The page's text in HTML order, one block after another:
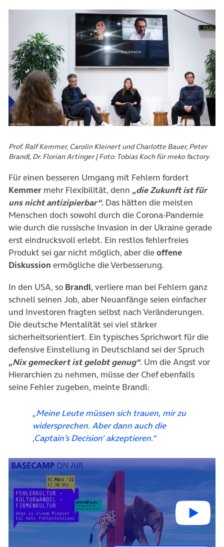
Prof. Ralf Kemmer, Carolin Kleinert und Charlotte Bauer, Peter
Brandl, Dr. Florian Artinger | Foto: Tobias Koch für meko factory
Für einen besseren Umgang mit Fehlern fordert
Kemmer mehr Flexibilität, denn „die Zukunft ist für
uns nicht antizipierbar“. Das hätten die meisten
Menschen doch sowohl durch die Corona-Pandemie
wie durch die russische Invasion in der Ukraine gerade
erst eindrucksvoll erlebt. Ein restlos fehlerfreies
Produkt sei gar nicht möglich, aber dieoffene
Diskussion ermögliche die Verbesserung.
In den USA, so Brandl, verliere man bei Fehlern ganz
schnell seinen Job, aber Neuanfänge seien einfacher
und Investoren fragten selbst nach Veränderungen.
Die deutsche Mentalität sei viel stärker
sicherheitsorientiert. Ein typisches Sprichwort für die
defensive Einstellung in Deutschland sei der Spruch
„Nix gemeckert ist gelobt genug“. Um die Angst vor
Hierarchien zu nehmen, müsse der Chef ebenfalls
seine Fehler zugeben, meinte Brandl:
„Meine Leute müssen sich trauen, mir zu
widersprechen. Aber dann auch die
‚Captain’s Decision‘ akzeptieren.“